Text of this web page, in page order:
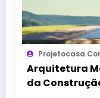
Arquitetura
da